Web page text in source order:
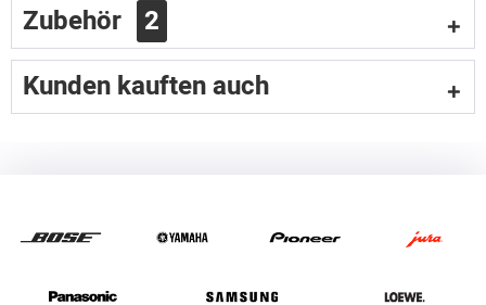
Zubehör
2
Kunden kauften auch